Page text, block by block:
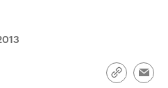
Link